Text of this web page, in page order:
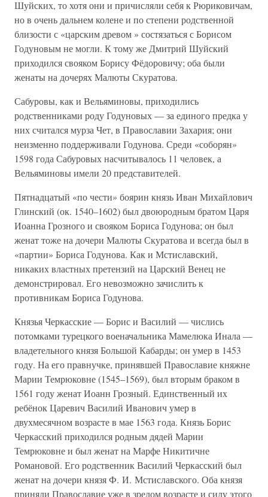
Шуйских, то хотя они и причисляли себя к Рюриковичам,
но в очень дальнем колене и по степени родственной
близости с «царским древом » состязаться с Борисом
Годуновым не могли. К тому же Дмитрий Шуйский
приходился свояком Борису Фёдоровичу; оба были
женаты на дочерях Малюты Скуратова.
Сабуровы, как и Вельяминовы, приходились
родственниками роду Годуновых — за единого предка у
них считался мурза Чет, в Православии Захария; они
неизменно поддерживали Годунова. Среди «соборян»
1598 года Сабуровых насчитывалось 11 человек, а
Вельяминовы имели 20 представителей.
Пятнадцатый «по чести» боярин князь Иван Михайлович
Глинский (ок. 1540–1602) был двоюродным братом Царя
Иоанна Грозного и свояком Бориса Годунова; он был
женат тоже на дочери Малюты Скуратова и всегда был в
«партии» Бориса Годунова. Как и Мстиславский,
никаких властных претензий на Царский Венец не
демонстрировал. Его невозможно зачислить к
противникам Бориса Годунова.
Князья Черкасские — Борис и Василий — числись
потомками турецкого военачальника Мамелюка Инала —
владетельного князя Большой Кабарды; он умер в 1453
году. На его правнучке, принявшей Православие княжне
Марии Темрюковне (1545–1569), был вторым браком в
1561 году женат Иоанн Грозный. Единственный их
ребёнок Царевич Василий Иванович умер в
двухмесячном возрасте в мае 1563 года. Князь Борис
Черкасский приходился родным дядей Марии
Темрюковне и был женат на Марфе Никитичне
Романовой. Его родственник Василий Черкасский был
женат на дочери князя Ф. И. Мстиславского. Оба князя
приняли Православие уже в зрелом возрасте и силу этого